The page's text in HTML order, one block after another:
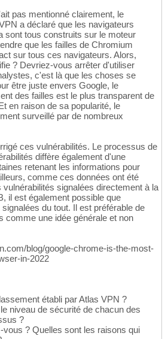
pas mentionné clairement, le
a déclaré que les navigateurs
sont tous construits sur le moteur
que les failles de Chromium
sur tous ces navigateurs. Alors,
? Devriez-vous arrêter d'utiliser
c'est là que les choses se
être juste envers Google, le
des failles est le plus transparent de
en raison de sa popularité, le
surveillé par de nombreux
ces vulnérabilités. Le processus de
diffère également d'une
retenant les informations pour
comme ces données ont été
signalées directement à la
il est également possible que
du tout. Il est préférable de
comme une idée générale et non
blog/google-chrome-is-the-most-
in-2022
établi par Atlas VPN ?
niveau de sécurité de chacun des
?
vous ? Quelles sont les raisons qui